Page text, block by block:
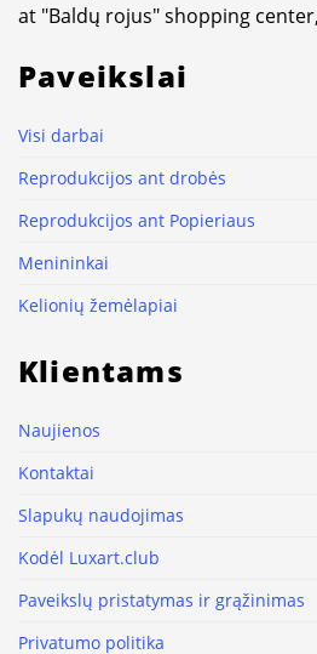
at "Baldų rojus" shopping
Paveikslai
Visi darbai
Reprodukcijos ant drobės
Reprodukcijos ant Popieriaus
Menininkai
Kelionių žemėlapiai
Klientams
Naujienos
Kontaktai
Slapukų naudojimas
Kodėl Luxart.club
Paveikslų pristatymas ir grąžinimas
Privatumo politika